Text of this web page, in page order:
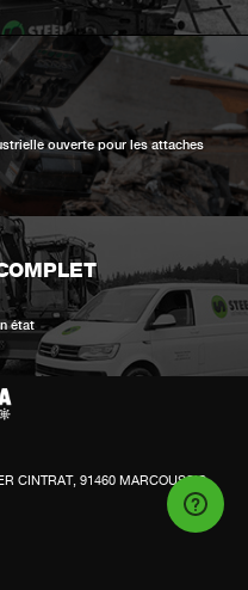
ouverte pour les attaches
état
CINTRAT, 91460 MARCOUSSIS,